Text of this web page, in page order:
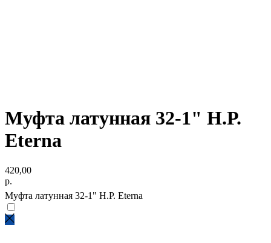
Муфта латунная 32-1" Н.Р.
Eterna
420,00
р.
Муфта латунная 32-1" Н.Р. Eterna